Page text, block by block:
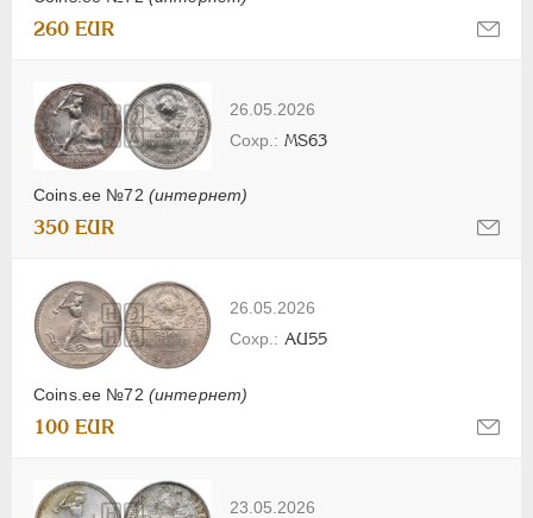
260 EUR
26.05.2026
Coins.ee №72 (интернет)
MS63
350 EUR
26.05.2026
Coins.ee №72 (интернет)
AU55
100 EUR
23.05.2026